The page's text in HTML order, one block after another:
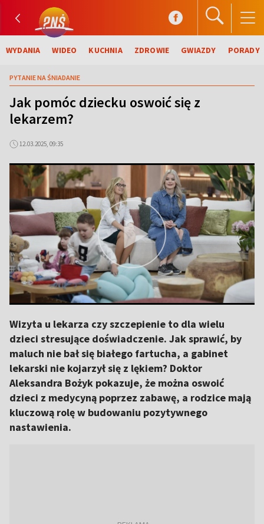
WYDANIA WIDEO KUCHNIA ZDROWIE GWIAZDY PORADY
PYTANIE NA ŚNIADANIE
Jak pomóc dziecku oswoić się z
lekarzem?
12.03.2025, 09:35
Wizyta u lekarza czy szczepienie to dla wielu
dzieci stresujące doświadczenie. Jak sprawić, by
maluch nie bał się białego fartucha, a gabinet
lekarski nie kojarzył się z lękiem? Doktor
Aleksandra Bożyk pokazuje, że można oswoić
dzieci z medycyną poprzez zabawę, a rodzice mają
kluczową rolę w budowaniu pozytywnego
nastawienia.